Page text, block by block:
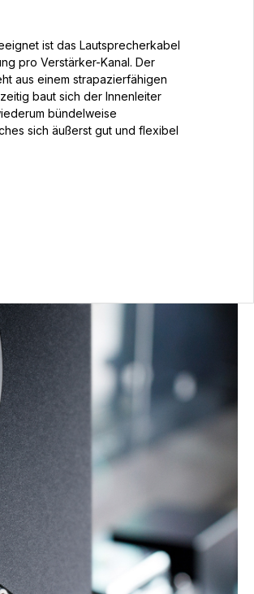
ist das Lautsprecherkabel
pro Verstärker-Kanal. Der
aus einem strapazierfähigen
baut sich der Innenleiter
bündelweise
sich äußerst gut und flexibel